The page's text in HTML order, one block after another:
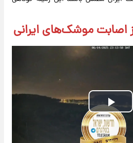
اصابت موشک‌های ایرانی
Play
Video